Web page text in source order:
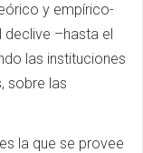
y empírico-
–hasta el
las instituciones
sobre las
la que se provee